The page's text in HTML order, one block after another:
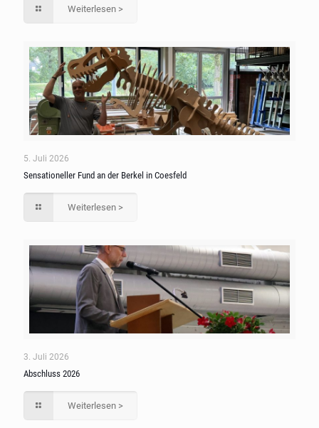
Weiterlesen >
5. Juli 2026
Sensationeller Fund an der Berkel in Coesfeld
Weiterlesen >
3. Juli 2026
Abschluss 2026
Weiterlesen >